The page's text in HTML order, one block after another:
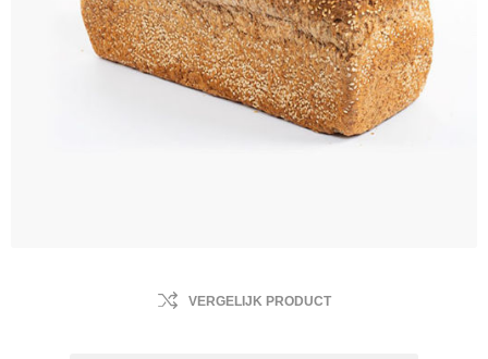
VERGELIJK PRODUCT